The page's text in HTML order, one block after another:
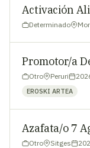
Activación
Determinado
Promotor/a
Otro Peruri
EROSKI ARTEA
Azafata/o 7
Otro Sitges